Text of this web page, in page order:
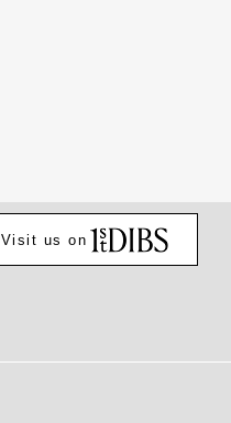
Visit us on